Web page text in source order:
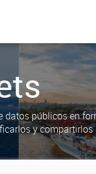
datos públicos en
y compartirlos